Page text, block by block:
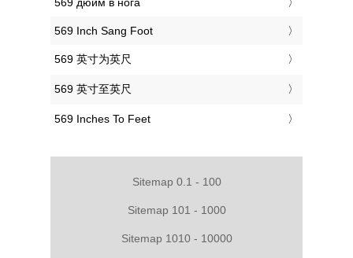
‎569 Inch Sang Foot
‎569 英寸为英尺
‎569 英寸至英尺
‎569 Inches To Feet
Sitemap 0.1 - 100
Sitemap 101 - 1000
Sitemap 1010 - 10000